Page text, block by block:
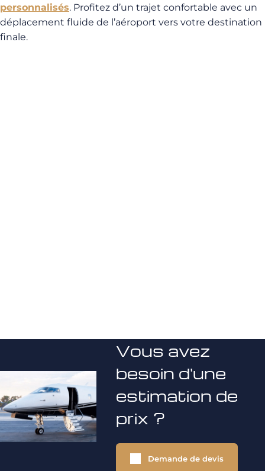
personnalisés. Profitez d’un trajet confortable avec un
déplacement fluide de l’aéroport vers votre destination
finale.
Vous avez
besoin d'une
estimation de
prix ?
Demande de devis